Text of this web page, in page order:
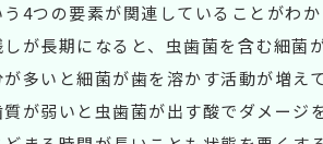
4つの要素が関連していることがわか
が長期になると、虫歯菌を含む細菌
が多いと細菌が歯を溶かす活動が増え
質が弱いと虫歯菌が出す酸でダメージ